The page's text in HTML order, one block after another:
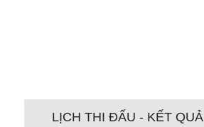
LỊCH THI ĐẤU - KẾT QUẢ